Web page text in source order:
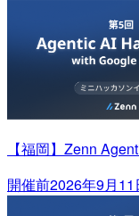
【福岡】Zenn
開催前2026年9月11